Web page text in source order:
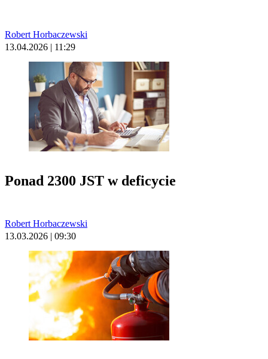
Robert Horbaczewski
13.04.2026 | 11:29
Ponad 2300 JST w deficycie
Robert Horbaczewski
13.03.2026 | 09:30